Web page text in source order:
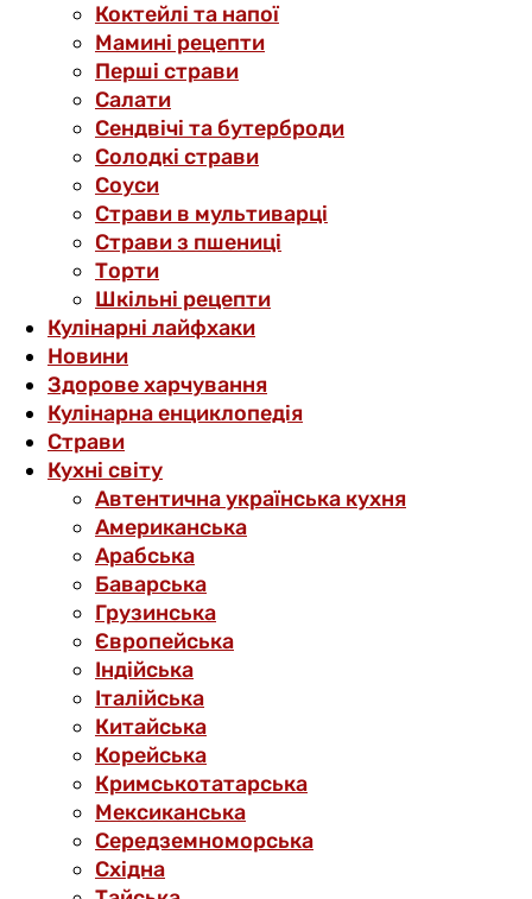
Коктейлі та напої
Мамині рецепти
Перші страви
Салати
Сендвічі та бутерброди
Солодкі страви
Соуси
Страви в мультиварці
Страви з пшениці
Торти
Шкільні рецепти
Кулінарні лайфхаки
Новини
Здорове харчування
Кулінарна енциклопедія
Страви
Кухні світу
Автентична українська кухня
Американська
Арабська
Баварська
Грузинська
Європейська
Індійська
Італійська
Китайська
Корейська
Кримськотатарська
Мексиканська
Середземноморська
Східна